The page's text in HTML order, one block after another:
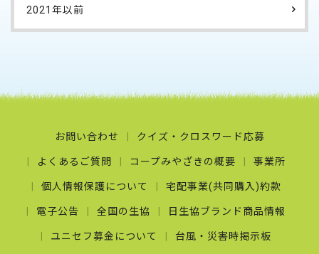
2021年以前
お問い合わせ クイズ・クロスワード応募
よくあるご質問 コープみやざきの概要 事業所
個人情報保護について 宅配事業(共同購入)約款
電子公告 全国の生協 日生協ブランド商品情報
ユニセフ募金について 台風・災害時掲示板